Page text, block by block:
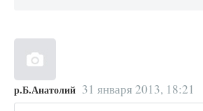
р.Б.Анатолий 31 января 2013, 18:21